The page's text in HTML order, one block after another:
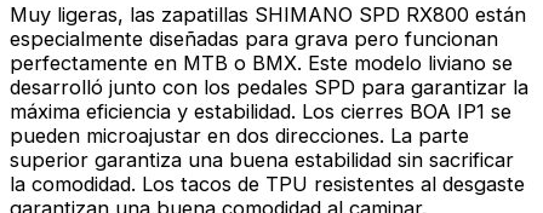
Muy ligeras, las zapatillas SHIMANO SPD RX800 están
especialmente diseñadas para grava pero funcionan
perfectamente en MTB o BMX. Este modelo liviano se
desarrolló junto con los pedales SPD para garantizar la
máxima eficiencia y estabilidad. Los cierres BOA IP1 se
pueden microajustar en dos direcciones. La parte
superior garantiza una buena estabilidad sin sacrificar
la comodidad. Los tacos de TPU resistentes al desgaste
garantizan una buena comodidad al caminar.